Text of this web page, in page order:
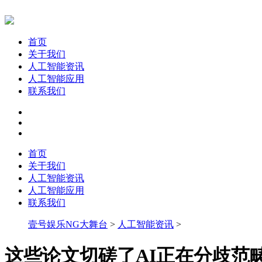
首页
关于我们
人工智能资讯
人工智能应用
联系我们
首页
关于我们
人工智能资讯
人工智能应用
联系我们
壹号娱乐NG大舞台 > 人工智能资讯 >
这些论文切磋了AI正在分歧范